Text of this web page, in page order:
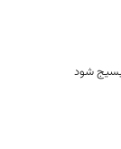
بسیج شود